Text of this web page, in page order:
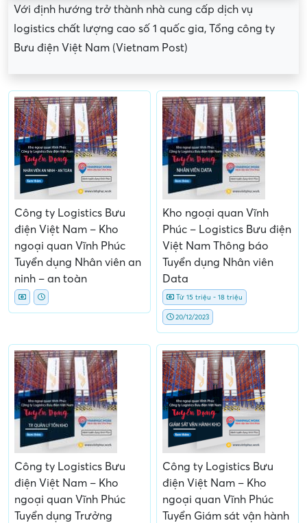
Với định hướng trở thành nhà cung cấp dịch vụ
logistics chất lượng cao số 1 quốc gia, Tổng công ty
Bưu điện Việt Nam (Vietnam Post)
Công ty Logistics Bưu
điện Việt Nam – Kho
ngoại quan Vĩnh Phúc
Tuyển dụng Nhân viên an
ninh – an toàn
Kho ngoại quan Vĩnh
Phúc – Logistics Bưu điện
Việt Nam Thông báo
Tuyển dụng Nhân viên
Data
Từ 15 triệu - 18 triệu
20/12/2023
Công ty Logistics Bưu
điện Việt Nam – Kho
ngoại quan Vĩnh Phúc
Tuyển dụng Trưởng
Công ty Logistics Bưu
điện Việt Nam – Kho
ngoại quan Vĩnh Phúc
Tuyển Giám sát vận hành